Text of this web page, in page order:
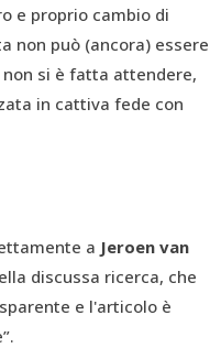
e proprio cambio di
non può (ancora) essere
si è fatta attendere,
in cattiva fede con
a Jeroen van
discussa ricerca, che
e l'articolo è